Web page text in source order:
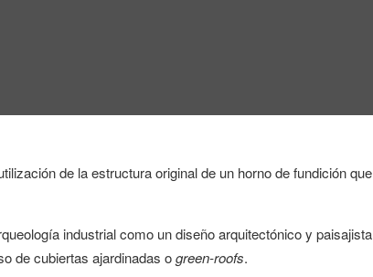
de la estructura original de un horno de fundición que
industrial como un diseño arquitectónico y paisajista
de cubiertas ajardinadas ogreen-roofs.